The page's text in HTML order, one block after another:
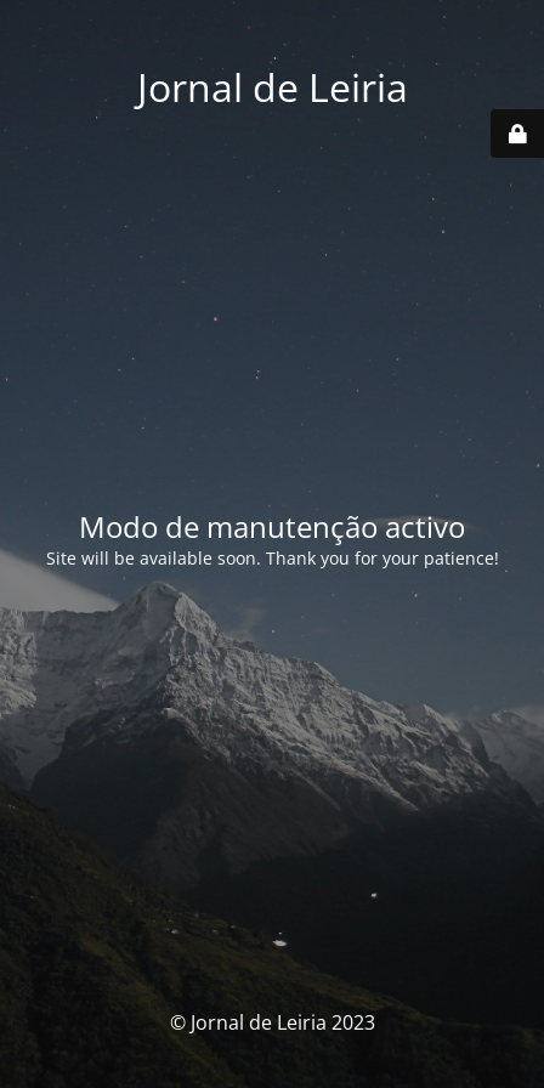
Jornal de Leiria
Modo de manutenção activo
Site will be available soon. Thank you for your patience!
© Jornal de Leiria 2023